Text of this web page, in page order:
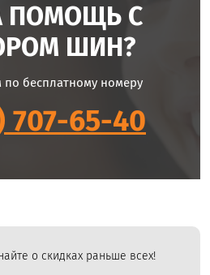
ПОМОЩЬ С
ШИН?
по бесплатному номеру
707-65-40
о скидках раньше всех!